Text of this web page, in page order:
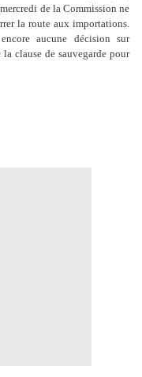
de la Commission ne
la route aux importations.
aucune décision sur
clause de sauvegarde pour